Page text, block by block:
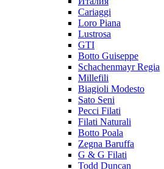
Cariaggi
Loro Piana
Lustrosa
GTI
Botto Guiseppe
Schachenmayr Regia
Millefili
Biagioli Modesto
Sato Seni
Pecci Filati
Filati Naturali
Botto Poala
Zegna Baruffa
G & G Filati
Todd Duncan